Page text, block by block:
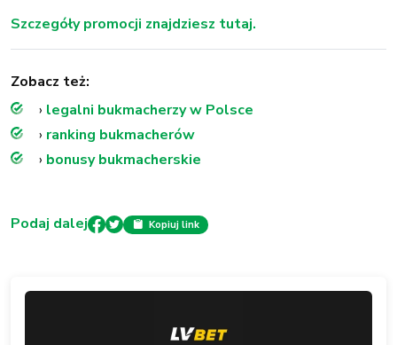
Szczegóły promocji znajdziesz tutaj.
Zobacz też:
› legalni bukmacherzy w Polsce
› ranking bukmacherów
› bonusy bukmacherskie
Podaj dalej Kopiuj link